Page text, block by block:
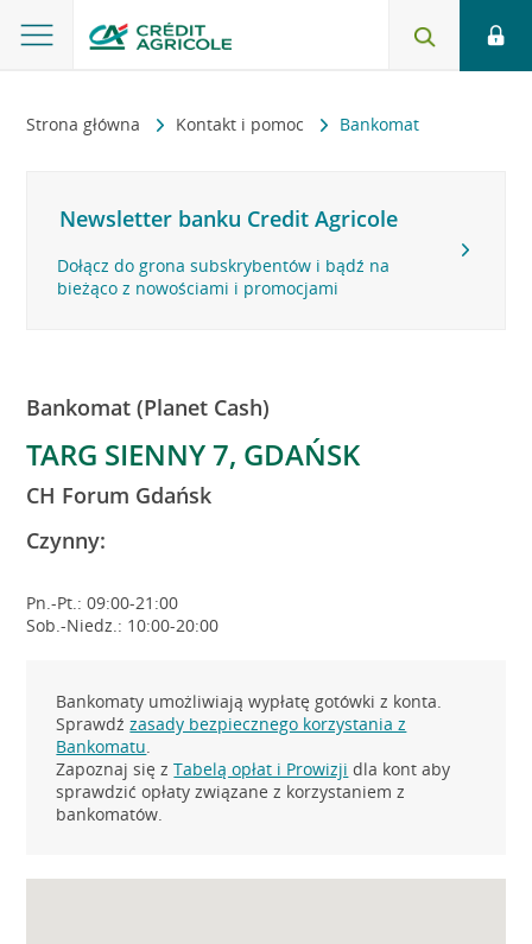
Strona główna Kontakt i pomoc Bankomat
Newsletter banku Credit Agricole
Dołącz do grona subskrybentów i bądź na
bieżąco z nowościami i promocjami
Bankomat (Planet Cash)
TARG SIENNY 7, GDAŃSK
CH Forum Gdańsk
Czynny:
Pn.-Pt.: 09:00-21:00
Sob.-Niedz.: 10:00-20:00
Bankomaty umożliwiają wypłatę gotówki z konta.
Sprawdźzasady bezpiecznego korzystania z
Bankomatu.
Zapoznaj się zTabelą opłat i Prowizji dla kont aby
sprawdzić opłaty związane z korzystaniem z
bankomatów.